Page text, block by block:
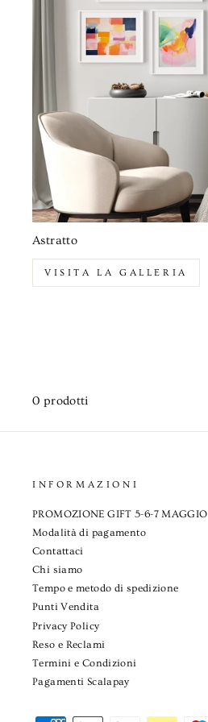
Astratto
VISITA LA GALLERIA
0 prodotti
INFORMAZIONI
PROMOZIONE GIFT 5-6-7 MAGGIO
Modalità di pagamento
Contattaci
Chi siamo
Tempo e metodo di spedizione
Punti Vendita
Privacy Policy
Reso e Reclami
Termini e Condizioni
Pagamenti Scalapay